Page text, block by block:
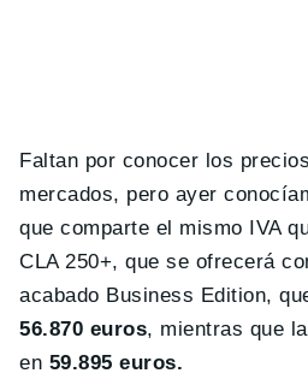
Faltan por conocer los
mercados, pero ayer
que comparte el mismo IVA
CLA 250+, que se ofrecerá
acabado Business Edition,
56.870 euros, mientras que
en 59.895 euros.